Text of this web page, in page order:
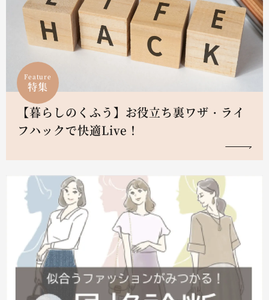
Feature
特集
【暮らしのくふう】お役立ち裏ワザ・ライ
フハックで快適Live！